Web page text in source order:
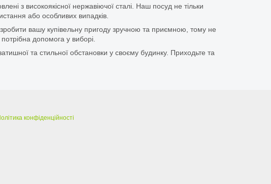
з високоякісної нержавіючої сталі. Наш посуд не тільки
або особливих випадків.
вашу купівельну пригоду зручною та приємною, тому не
допомога у виборі.
та стильної обстановки у своєму будинку. Приходьте та
конфіденційності